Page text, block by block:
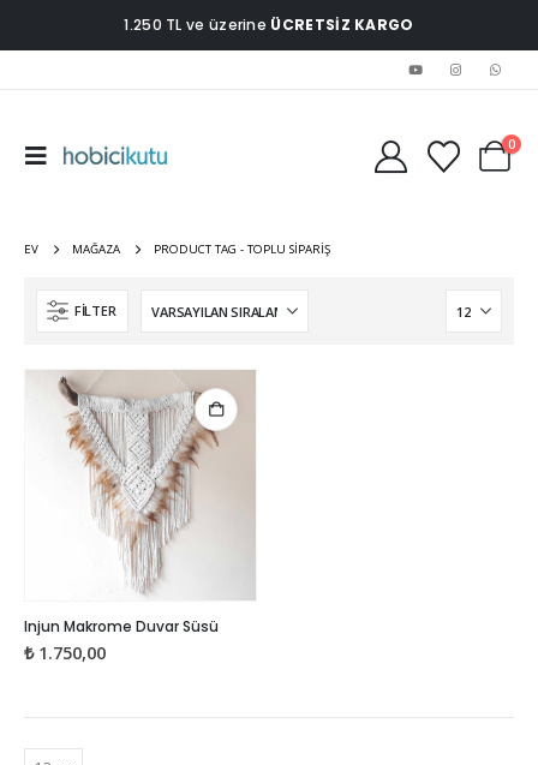
1.250 TL ve üzerine ÜCRETSİZ KARGO
0
EV MAĞAZA PRODUCT TAG - TOPLU SIPARIŞ
FILTER
Injun Makrome Duvar Süsü
₺1.750,00